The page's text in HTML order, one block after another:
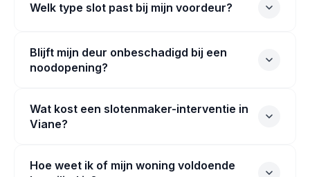
Welk type slot past bij mijn voordeur?
Blijft mijn deur onbeschadigd bij een
noodopening?
Wat kost een slotenmaker-interventie in
Viane?
Hoe weet ik of mijn woning voldoende